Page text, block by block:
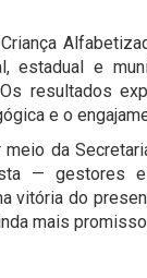
estadual e
resultados
e o
da
— gestores
vitória do
mais